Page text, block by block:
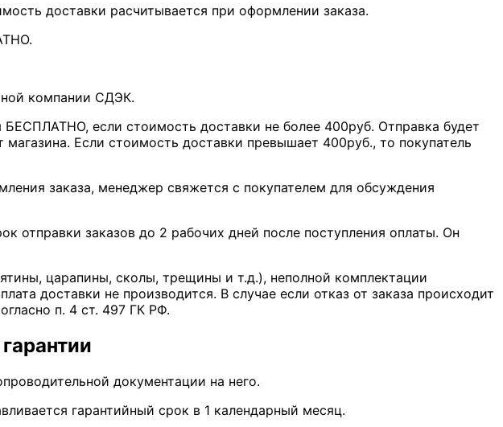
доставки расчитывается при оформлении заказа.
компании СДЭК.
если стоимость доставки не более 400руб. Отправка будет
Если стоимость доставки превышает 400руб., то покупатель
заказа, менеджер свяжется с покупателем для обсуждения
отправки заказов до 2 рабочих дней после поступления оплаты. Он
царапины, сколы, трещины и т.д.), неполной комплектации
доставки не производится. В случае если отказ от заказа происходит
п. 4 ст. 497 ГК РФ.
документации на него.
гарантийный срок в 1 календарный месяц.